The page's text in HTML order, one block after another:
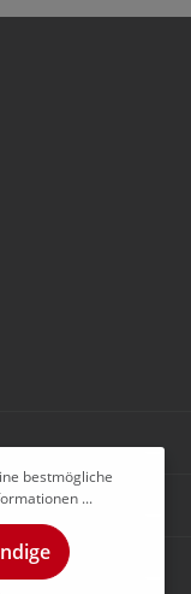
bestmögliche
...